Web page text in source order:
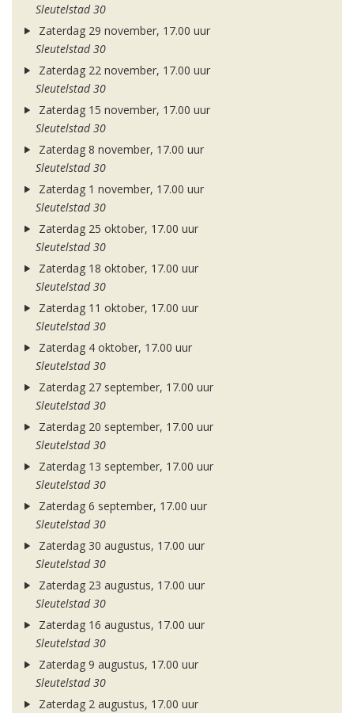
Sleutelstad 30
Zaterdag 29 november, 17.00 uur
Sleutelstad 30
Zaterdag 22 november, 17.00 uur
Sleutelstad 30
Zaterdag 15 november, 17.00 uur
Sleutelstad 30
Zaterdag 8 november, 17.00 uur
Sleutelstad 30
Zaterdag 1 november, 17.00 uur
Sleutelstad 30
Zaterdag 25 oktober, 17.00 uur
Sleutelstad 30
Zaterdag 18 oktober, 17.00 uur
Sleutelstad 30
Zaterdag 11 oktober, 17.00 uur
Sleutelstad 30
Zaterdag 4 oktober, 17.00 uur
Sleutelstad 30
Zaterdag 27 september, 17.00 uur
Sleutelstad 30
Zaterdag 20 september, 17.00 uur
Sleutelstad 30
Zaterdag 13 september, 17.00 uur
Sleutelstad 30
Zaterdag 6 september, 17.00 uur
Sleutelstad 30
Zaterdag 30 augustus, 17.00 uur
Sleutelstad 30
Zaterdag 23 augustus, 17.00 uur
Sleutelstad 30
Zaterdag 16 augustus, 17.00 uur
Sleutelstad 30
Zaterdag 9 augustus, 17.00 uur
Sleutelstad 30
Zaterdag 2 augustus, 17.00 uur